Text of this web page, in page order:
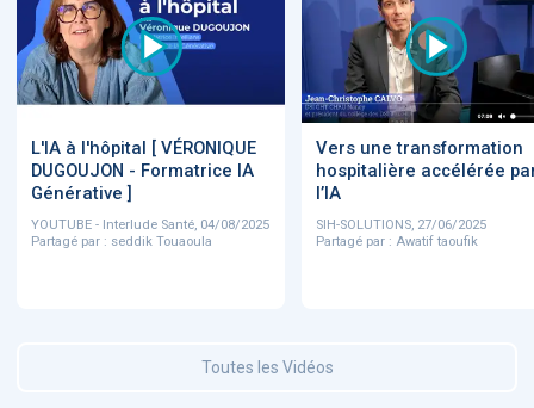
L'IA à l'hôpital [ VÉRONIQUE
DUGOUJON - Formatrice IA
Générative ]
YOUTUBE - Interlude Santé, 04/08/2025
Partagé par : seddik Touaoula
Vers une transformation
hospitalière accélérée
l’IA
SIH-SOLUTIONS, 27/06/2025
Partagé par : Awatif taoufik
Toutes les Vidéos